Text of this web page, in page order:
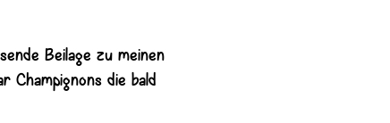
Beilage zu meinen
die bald